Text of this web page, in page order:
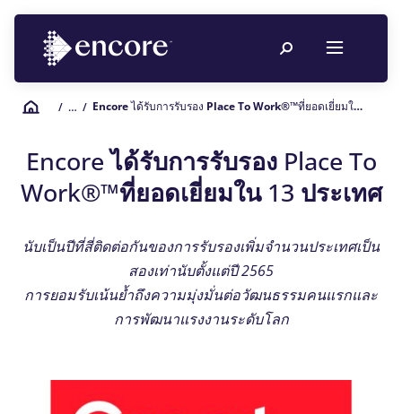
/ … / Encore ได้รับการรับรอง Place To Work®™ที่ยอดเยี่ยมใน 13 ประเทศ
Encore ได้รับการรับรอง Place To
Work®™ที่ยอดเยี่ยมใน 13 ประเทศ
นับเป็นปีที่สี่ติดต่อกันของการรับรองเพิ่มจำนวนประเทศเป็น
สองเท่านับตั้งแต่ปี 2565
การยอมรับเน้นย้ำถึงความมุ่งมั่นต่อวัฒนธรรมคนแรกและ
การพัฒนาแรงงานระดับโลก